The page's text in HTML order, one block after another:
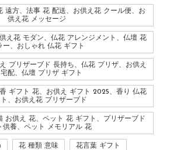
遠方、法事 花 配送、お供え花 クール便、お
供え花 メッセージ
え花 モダン、仏花 アレンジメント、仏壇 花
ー、おしゃれ 仏花 ギフト
プリザーブド 長持ち、仏花 プリザ、お供え
配、仏壇 プリザ ギフト
ギフト 花、お供え ギフト 2025、香り 仏花
、お供え花 プリザーブド
お供え 花、ペット 花 ギフト、プリザーブド
供養、ペット メモリアル 花
花 種類 意味 花言葉 ギフト